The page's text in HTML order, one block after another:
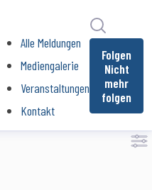
Alle Meldungen (current)
Mediengalerie
Veranstaltungen
Kontakt
Folgen
Nicht
mehr
folgen